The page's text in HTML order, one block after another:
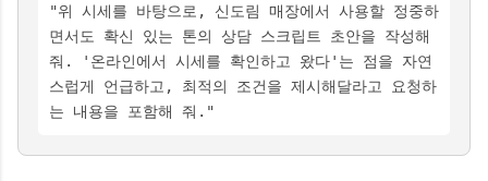
"위 시세를 바탕으로, 신도림 매장에서 사용할 정중하
면서도 확신 있는 톤의 상담 스크립트 초안을 작성해
줘. '온라인에서 시세를 확인하고 왔다'는 점을 자연
스럽게 언급하고, 최적의 조건을 제시해달라고 요청하
는 내용을 포함해 줘."